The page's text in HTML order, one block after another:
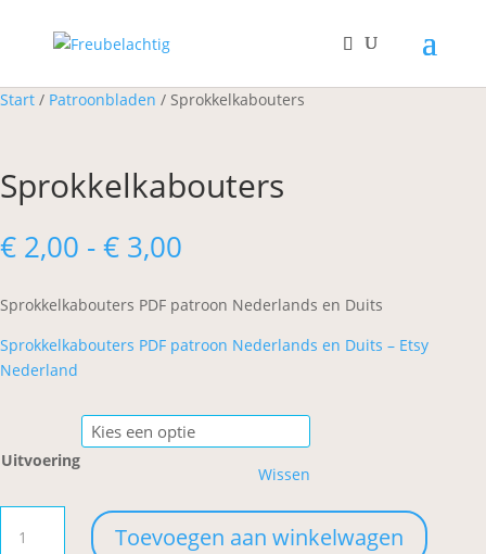
Start / Patroonbladen / Sprokkelkabouters
Sprokkelkabouters
€ 2,00 -€ 3,00
tot
€ 3,00
Sprokkelkabouters PDF patroon Nederlands en Duits
Sprokkelkabouters PDF patroon Nederlands en Duits – Etsy
Nederland
Uitvoering
Wissen
Sprokkelkabouters
aantal
Toevoegen aan winkelwagen